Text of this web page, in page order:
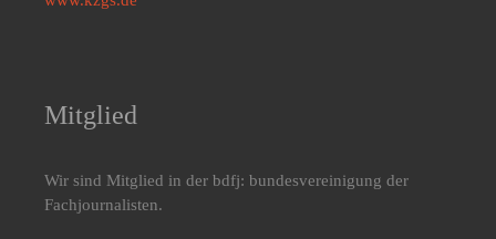
Mitglied
Wir sind Mitglied in der bdfj: bundesvereinigung der
Fachjournalisten.